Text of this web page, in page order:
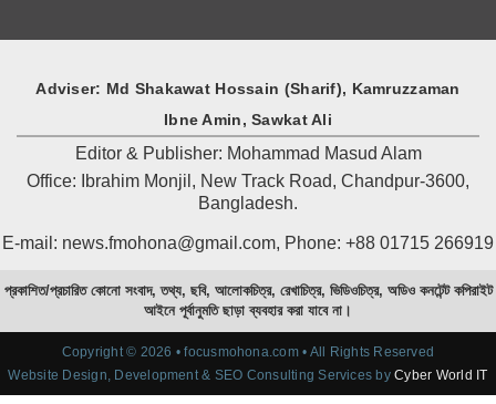
শহীদ প্রেসিডেন্ট জিয়াউর রহমান স্মৃতি স্মরণে ফুটবল টুর্নামেন্টের ৬ষ্ঠ ম্যাচ
Adviser: Md Shakawat Hossain (Sharif), Kamruzzaman
Ibne Amin, Sawkat Ali
Editor & Publisher: Mohammad Masud Alam
Office: Ibrahim Monjil, New Track Road, Chandpur-3600,
Bangladesh.
E-mail: news.fmohona@gmail.com, Phone: +88 01715 266919
প্রকাশিত/প্রচারিত কোনো সংবাদ, তথ্য, ছবি, আলোকচিত্র, রেখাচিত্র, ভিডিওচিত্র, অডিও কনটেন্ট কপিরাইট
আইনে পূর্বানুমতি ছাড়া ব্যবহার করা যাবে না।
Copyright © 2026 • focusmohona.com • All Rights Reserved
Website Design, Development & SEO Consulting Services byCyber World IT